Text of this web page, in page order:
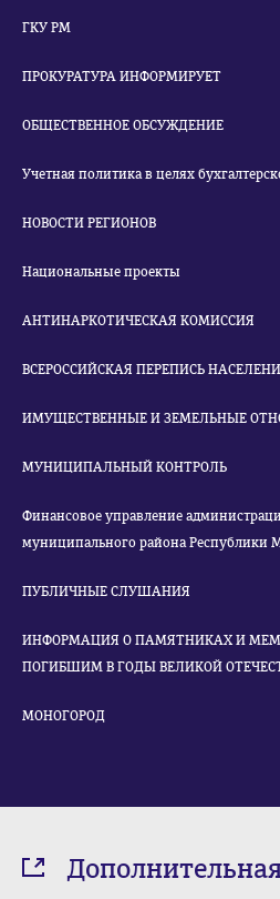
ГКУ РМ
ПРОКУРАТУРА ИНФОРМИРУЕТ
ОБЩЕСТВЕННОЕ ОБСУЖДЕНИЕ
Учетная политика в целях
НОВОСТИ РЕГИОНОВ
Национальные проекты
АНТИНАРКОТИЧЕСКАЯ КОМИССИЯ
ВСЕРОССИЙСКАЯ ПЕРЕПИСЬ
ИМУЩЕСТВЕННЫЕ И ЗЕМЕЛЬНЫЕ
МУНИЦИПАЛЬНЫЙ КОНТРОЛЬ
Финансовое управление
муниципального района Республики
ПУБЛИЧНЫЕ СЛУШАНИЯ
ИНФОРМАЦИЯ О ПАМЯТНИКАХ И
ПОГИБШИМ В ГОДЫ ВЕЛИКОЙ
МОНОГОРОД